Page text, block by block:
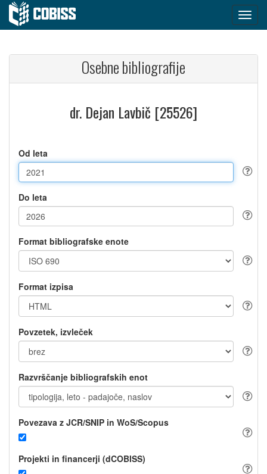
Osebne bibliografije
dr. Dejan Lavbič [25526]
Od leta
Do leta
Format bibliografske enote
Format izpisa
Povzetek, izvleček
Razvrščanje bibliografskih enot
Povezava z JCR/SNIP in WoS/Scopus
Projekti in financerji (dCOBISS)